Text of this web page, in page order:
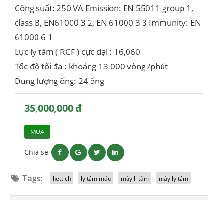
Công suất: 250 VA Emission: EN 55011 group 1,
class B, EN61000 3 2, EN 61000 3 3 Immunity: EN
61000 6 1
Lực ly tâm ( RCF ) cực đại : 16,060
Tốc độ tối đa : khoảng 13.000 vòng /phút
Dung lượng ống: 24 ống
35,000,000 đ
MUA
Chia sẽ
Tags: hettich ly tâm máu máy li tâm máy ly tâm